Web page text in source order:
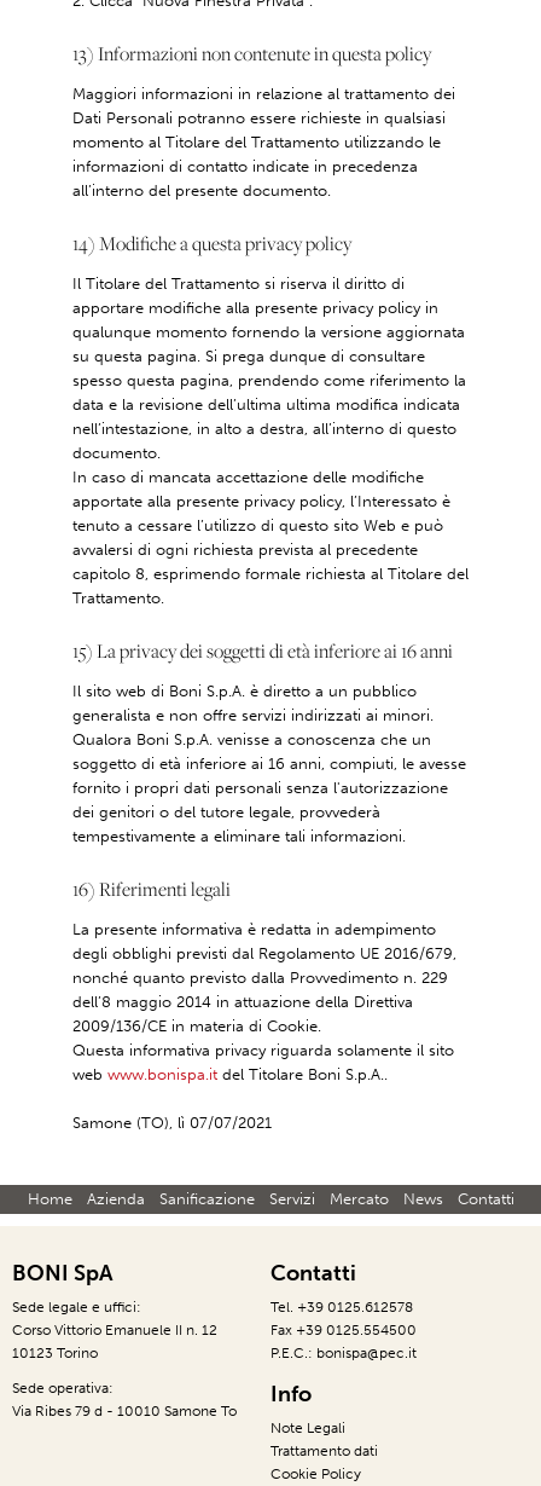
13) Informazioni non contenute in questa policy
Maggiori informazioni in relazione al trattamento dei
Dati Personali potranno essere richieste in qualsiasi
momento al Titolare del Trattamento utilizzando le
informazioni di contatto indicate in precedenza
all’interno del presente documento.
14) Modifiche a questa privacy policy
Il Titolare del Trattamento si riserva il diritto di
apportare modifiche alla presente privacy policy in
qualunque momento fornendo la versione aggiornata
su questa pagina. Si prega dunque di consultare
spesso questa pagina, prendendo come riferimento la
data e la revisione dell’ultima ultima modifica indicata
nell’intestazione, in alto a destra, all’interno di questo
documento.
In caso di mancata accettazione delle modifiche
apportate alla presente privacy policy, l’Interessato è
tenuto a cessare l’utilizzo di questo sito Web e può
avvalersi di ogni richiesta prevista al precedente
capitolo 8, esprimendo formale richiesta al Titolare del
Trattamento.
15) La privacy dei soggetti di età inferiore ai 16 anni
Il sito web di Boni S.p.A. è diretto a un pubblico
generalista e non offre servizi indirizzati ai minori.
Qualora Boni S.p.A. venisse a conoscenza che un
soggetto di età inferiore ai 16 anni, compiuti, le avesse
fornito i propri dati personali senza l'autorizzazione
dei genitori o del tutore legale, provvederà
tempestivamente a eliminare tali informazioni.
16) Riferimenti legali
La presente informativa è redatta in adempimento
degli obblighi previsti dal Regolamento UE 2016/679,
nonché quanto previsto dalla Provvedimento n. 229
dell’8 maggio 2014 in attuazione della Direttiva
2009/136/CE in materia di Cookie.
Questa informativa privacy riguarda solamente il sito
web www.bonispa.it del Titolare Boni S.p.A..
Samone (TO), lì 07/07/2021
Home Azienda Sanificazione Servizi Mercato News Contatti
BONI SpA
Sede legale e uffici:
Corso Vittorio Emanuele II n. 12
10123 Torino
Sede operativa:
Via Ribes 79 d - 10010 Samone To
Contatti
Tel. +39 0125.612578
Fax +39 0125.554500
P.E.C.: bonispa@pec.it
Info
Note Legali
Trattamento dati
Cookie Policy